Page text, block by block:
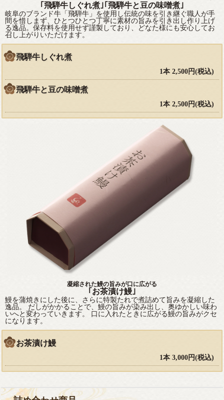
｢飛騨牛しぐれ煮｣｢飛騨牛と豆の味噌煮｣
岐阜のブランド牛「飛騨牛」を使用し伝統の味を引き継ぐ職人が手
間を惜しまず、ひとつひとつ丁寧に素材の旨みを引き出し作り上げ
る逸品。保存料を使用せず謹製しており、どなた様にも安心してお
召し上がりいただけます。
飛騨牛しぐれ煮
1本 2,500円(税込)
飛騨牛と豆の味噌煮
1本 2,500円(税込)
凝縮された鰻の旨みが口に広がる
｢お茶漬け鰻｣
鰻を蒲焼きにした後に、さらに特製たれで煮詰めて旨みを凝縮した
逸品。 だしがかかることで、鰻の旨みが染み出し、奥ゆかしい味わ
いへと変わっていきます。 口に入れたときに広がる鰻の旨みがクセ
になります。
お茶漬け鰻
1本 3,000円(税込)